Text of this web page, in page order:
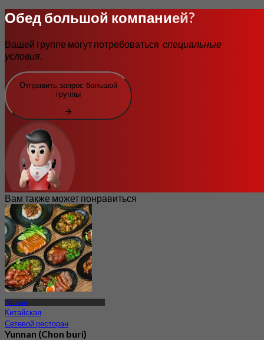
Обед большой компанией?
Вашей группе могут потребоваться специальные
условия.
Отправить запрос большой
группы
Вам также может понравиться
Паттайя
Китайская
Сетевой ресторан
Yunnan (Chon buri)